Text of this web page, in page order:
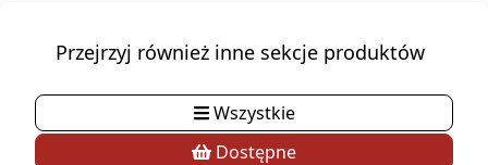
Przejrzyj również inne sekcje produktów
Wszystkie
Dostępne